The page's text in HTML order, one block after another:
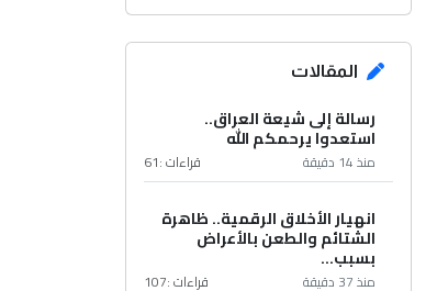
المقالات
رسالة إلى شيعة العراق..
استعدوا يرحمكم الله
منذ 14 دقيقة قراءات :61
انهيار الأخلاق الرقمية.. ظاهرة
الشتائم والطعن بالأعراض
بسبب...
منذ 37 دقيقة قراءات :107